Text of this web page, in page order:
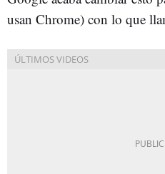
usan Chrome) con lo que